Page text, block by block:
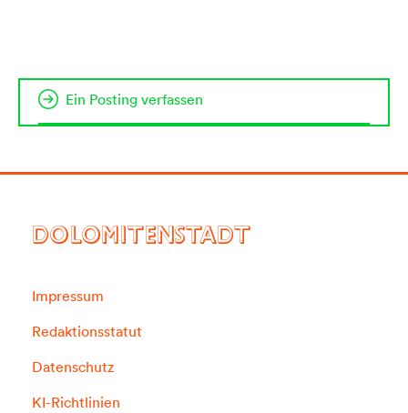
Ein Posting verfassen
DOLOMITENSTADT
Impressum
Redaktionsstatut
Datenschutz
KI-Richtlinien